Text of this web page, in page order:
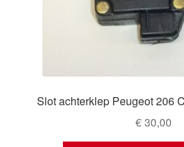
Slot achterklep Peugeot 206
€30,00